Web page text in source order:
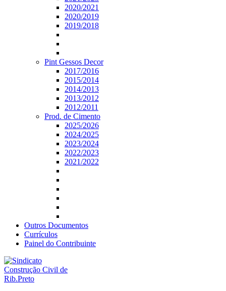
2020/2021
2020/2019
2019/2018
Pint Gessos Decor
2017/2016
2015/2014
2014/2013
2013/2012
2012/2011
Prod. de Cimento
2025/2026
2024/2025
2023/2024
2022/2023
2021/2022
Outros Documentos
Currículos
Painel do Contribuinte